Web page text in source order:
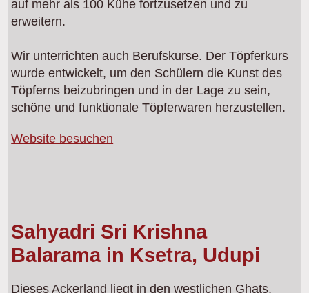
auf mehr als 100 Kühe fortzusetzen und zu
erweitern.
Wir unterrichten auch Berufskurse. Der Töpferkurs
wurde entwickelt, um den Schülern die Kunst des
Töpferns beizubringen und in der Lage zu sein,
schöne und funktionale Töpferwaren herzustellen.
Website besuchen
Sahyadri Sri Krishna
Balarama in Ksetra, Udupi
Dieses Ackerland liegt in den westlichen Ghats,